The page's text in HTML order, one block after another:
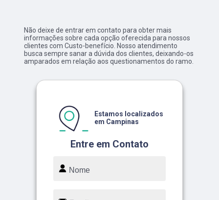
Não deixe de entrar em contato para obter mais
informações sobre cada opção oferecida para nossos
clientes com Custo-benefício. Nosso atendimento
busca sempre sanar a dúvida dos clientes, deixando-os
amparados em relação aos questionamentos do ramo.
Entre em Contato
Estamos localizados
em Campinas